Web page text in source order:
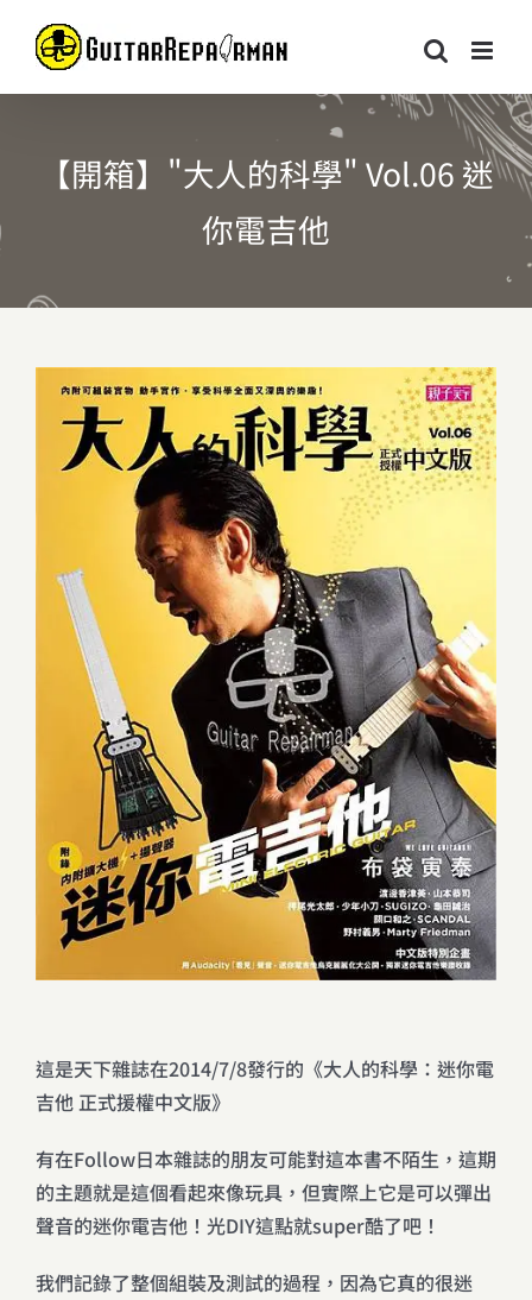
【開箱】"大人的科學" Vol.06 迷
你電吉他
這是天下雜誌在2014/7/8發行的《大人的科學：迷你電
吉他 正式援權中文版》
有在Follow日本雜誌的朋友可能對這本書不陌生，這期
的主題就是這個看起來像玩具，但實際上它是可以彈出
聲音的迷你電吉他！光DIY這點就super酷了吧！
我們記錄了整個組裝及測試的過程，因為它真的很迷